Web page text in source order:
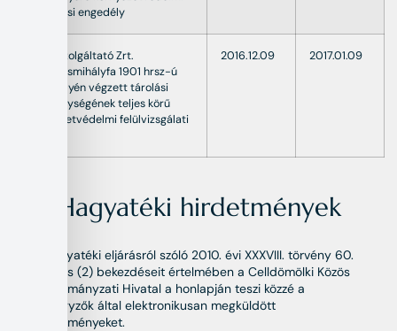
működési engedély
OPAL Szolgáltató Zrt.
Kemenesmihályfa 1901 hrsz-ú
telephelyén végzett tárolási
tevékenységének teljes körű
környezetvédelmi felülvizsgálati
2016.12.09 2017.01.09
Hagyatéki hirdetmények
A hagyatéki eljárásról szóló 2010. évi XXXVIII. törvény 60.
§ (1) és (2) bekezdéseit értelmében a Celldömölki Közös
Önkormányzati Hivatal a honlapján teszi közzé a
közjegyzők által elektronikusan megküldött
hirdetményeket.